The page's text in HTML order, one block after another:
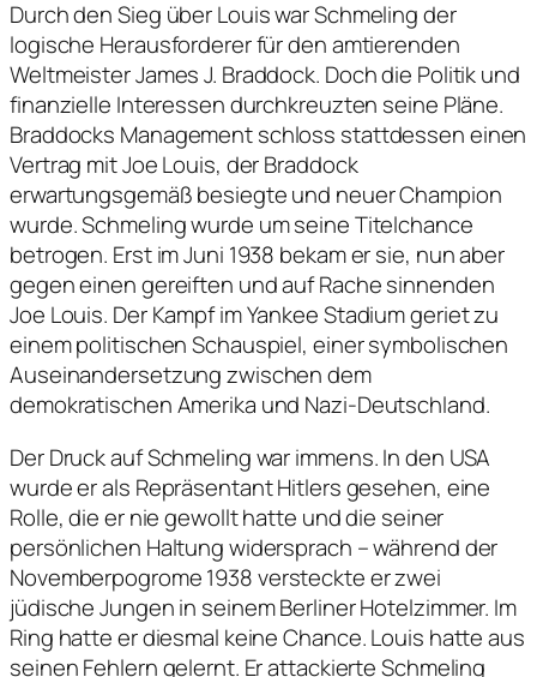
Durch den Sieg über Louis war Schmeling der
logische Herausforderer für den amtierenden
Weltmeister James J. Braddock. Doch die Politik und
finanzielle Interessen durchkreuzten seine Pläne.
Braddocks Management schloss stattdessen einen
Vertrag mit Joe Louis, der Braddock
erwartungsgemäß besiegte und neuer Champion
wurde. Schmeling wurde um seine Titelchance
betrogen. Erst im Juni 1938 bekam er sie, nun aber
gegen einen gereiften und auf Rache sinnenden
Joe Louis. Der Kampf im Yankee Stadium geriet zu
einem politischen Schauspiel, einer symbolischen
Auseinandersetzung zwischen dem
demokratischen Amerika und Nazi-Deutschland.
Der Druck auf Schmeling war immens. In den USA
wurde er als Repräsentant Hitlers gesehen, eine
Rolle, die er nie gewollt hatte und die seiner
persönlichen Haltung widersprach – während der
Novemberpogrome 1938 versteckte er zwei
jüdische Jungen in seinem Berliner Hotelzimmer. Im
Ring hatte er diesmal keine Chance. Louis hatte aus
seinen Fehlern gelernt. Er attackierte Schmeling